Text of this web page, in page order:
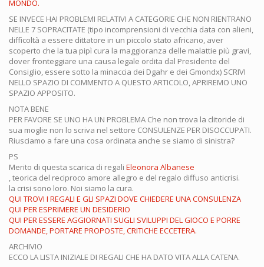
MONDO.
SE INVECE HAI PROBLEMI RELATIVI A CATEGORIE CHE NON RIENTRANO
NELLE 7 SOPRACITATE (tipo incomprensioni di vecchia data con alieni,
difficoltà a essere dittatore in un piccolo stato africano, aver
scoperto che la tua pipì cura la maggioranza delle malattie più gravi,
dover fronteggiare una causa legale ordita dal Presidente del
Consiglio, essere sotto la minaccia dei Dgahr e dei Gmondx) SCRIVI
NELLO SPAZIO DI COMMENTO A QUESTO ARTICOLO, APRIREMO UNO
SPAZIO APPOSITO.
NOTA BENE
PER FAVORE SE UNO HA UN PROBLEMA Che non trova la clitoride di
sua moglie non lo scriva nel settore CONSULENZE PER DISOCCUPATI.
Riusciamo a fare una cosa ordinata anche se siamo di sinistra?
PS
Merito di questa scarica di regali Eleonora Albanese
, teorica del reciproco amore allegro e del regalo diffuso anticrisi.
la crisi sono loro. Noi siamo la cura.
QUI TROVI I REGALI E GLI SPAZI DOVE CHIEDERE UNA CONSULENZA
QUI PER ESPRIMERE UN DESIDERIO
QUI PER ESSERE AGGIORNATI SUGLI SVILUPPI DEL GIOCO E PORRE
DOMANDE, PORTARE PROPOSTE, CRITICHE ECCETERA.
ARCHIVIO
ECCO LA LISTA INIZIALE DI REGALI CHE HA DATO VITA ALLA CATENA.